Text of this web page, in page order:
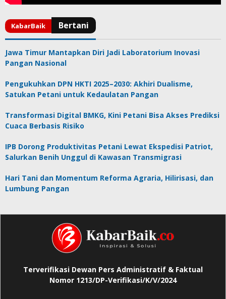
Jawa Timur Mantapkan Diri Jadi Laboratorium Inovasi
Pangan Nasional
Pengukuhkan DPN HKTI 2025–2030: Akhiri Dualisme,
Satukan Petani untuk Kedaulatan Pangan
Transformasi Digital BMKG, Kini Petani Bisa Akses Prediksi
Cuaca Berbasis Risiko
IPB Dorong Produktivitas Petani Lewat Ekspedisi Patriot,
Salurkan Benih Unggul di Kawasan Transmigrasi
Hari Tani dan Momentum Reforma Agraria, Hilirisasi, dan
Lumbung Pangan
Terverifikasi Dewan Pers Administratif & Faktual
Nomor 1213/DP-Verifikasi/K/V/2024